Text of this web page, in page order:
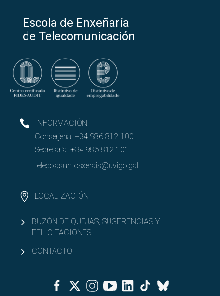
Escola de Enxeñaría
de Telecomunicación
INFORMACIÓN
Conserjería: +34 986 812 100
Secretaría: +34 986 812 101
teleco.asuntosxerais@uvigo.gal
LOCALIZACIÓN
BUZÓN DE QUEJAS, SUGERENCIAS Y
FELICITACIONES
CONTACTO
FacebookTwitterInstagramYoutubeLinkedinTiktok
Bluesky